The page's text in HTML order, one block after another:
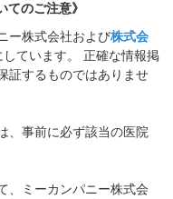
てのご注意》
ー株式会社および株式会
ています。 正確な情報掲
証するものではありませ
、事前に必ず該当の医院
、ミーカンパニー株式会